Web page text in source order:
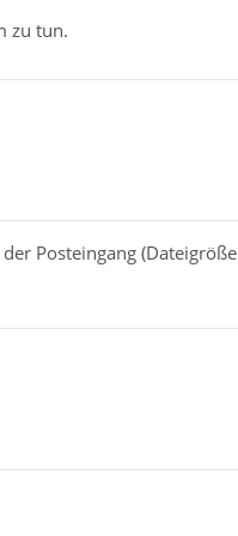
zu tun.
Posteingang